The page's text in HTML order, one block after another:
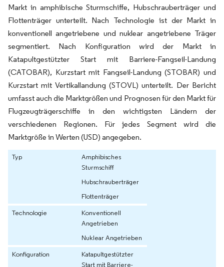
Markt in amphibische Sturmschiffe, Hubschrauberträger und
Flottenträger unterteilt. Nach Technologie ist der Markt in
konventionell angetriebene und nuklear angetriebene Träger
segmentiert. Nach Konfiguration wird der Markt in
Katapultgestützter Start mit Barriere-Fangseil-Landung
(CATOBAR), Kurzstart mit Fangseil-Landung (STOBAR) und
Kurzstart mit Vertikallandung (STOVL) unterteilt. Der Bericht
umfasst auch die Marktgrößen und Prognosen für den Markt für
Flugzeugträgerschiffe in den wichtigsten Ländern der
verschiedenen Regionen. Für jedes Segment wird die
Marktgröße in Werten (USD) angegeben.
Typ
Amphibisches
Sturmschiff
Hubschrauberträger
Flottenträger
Technologie
Konventionell
Angetrieben
Nuklear Angetrieben
Konfiguration
Katapultgestützter
Start mit Barriere-